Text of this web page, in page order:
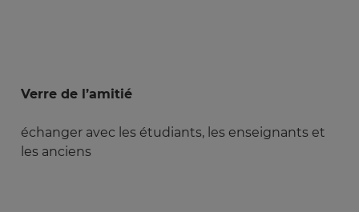
Verre de l’amitié
échanger avec les étudiants, les enseignants et
les anciens